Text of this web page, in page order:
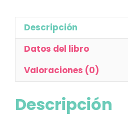
Descripción
Datos del libro
Valoraciones (0)
Descripción